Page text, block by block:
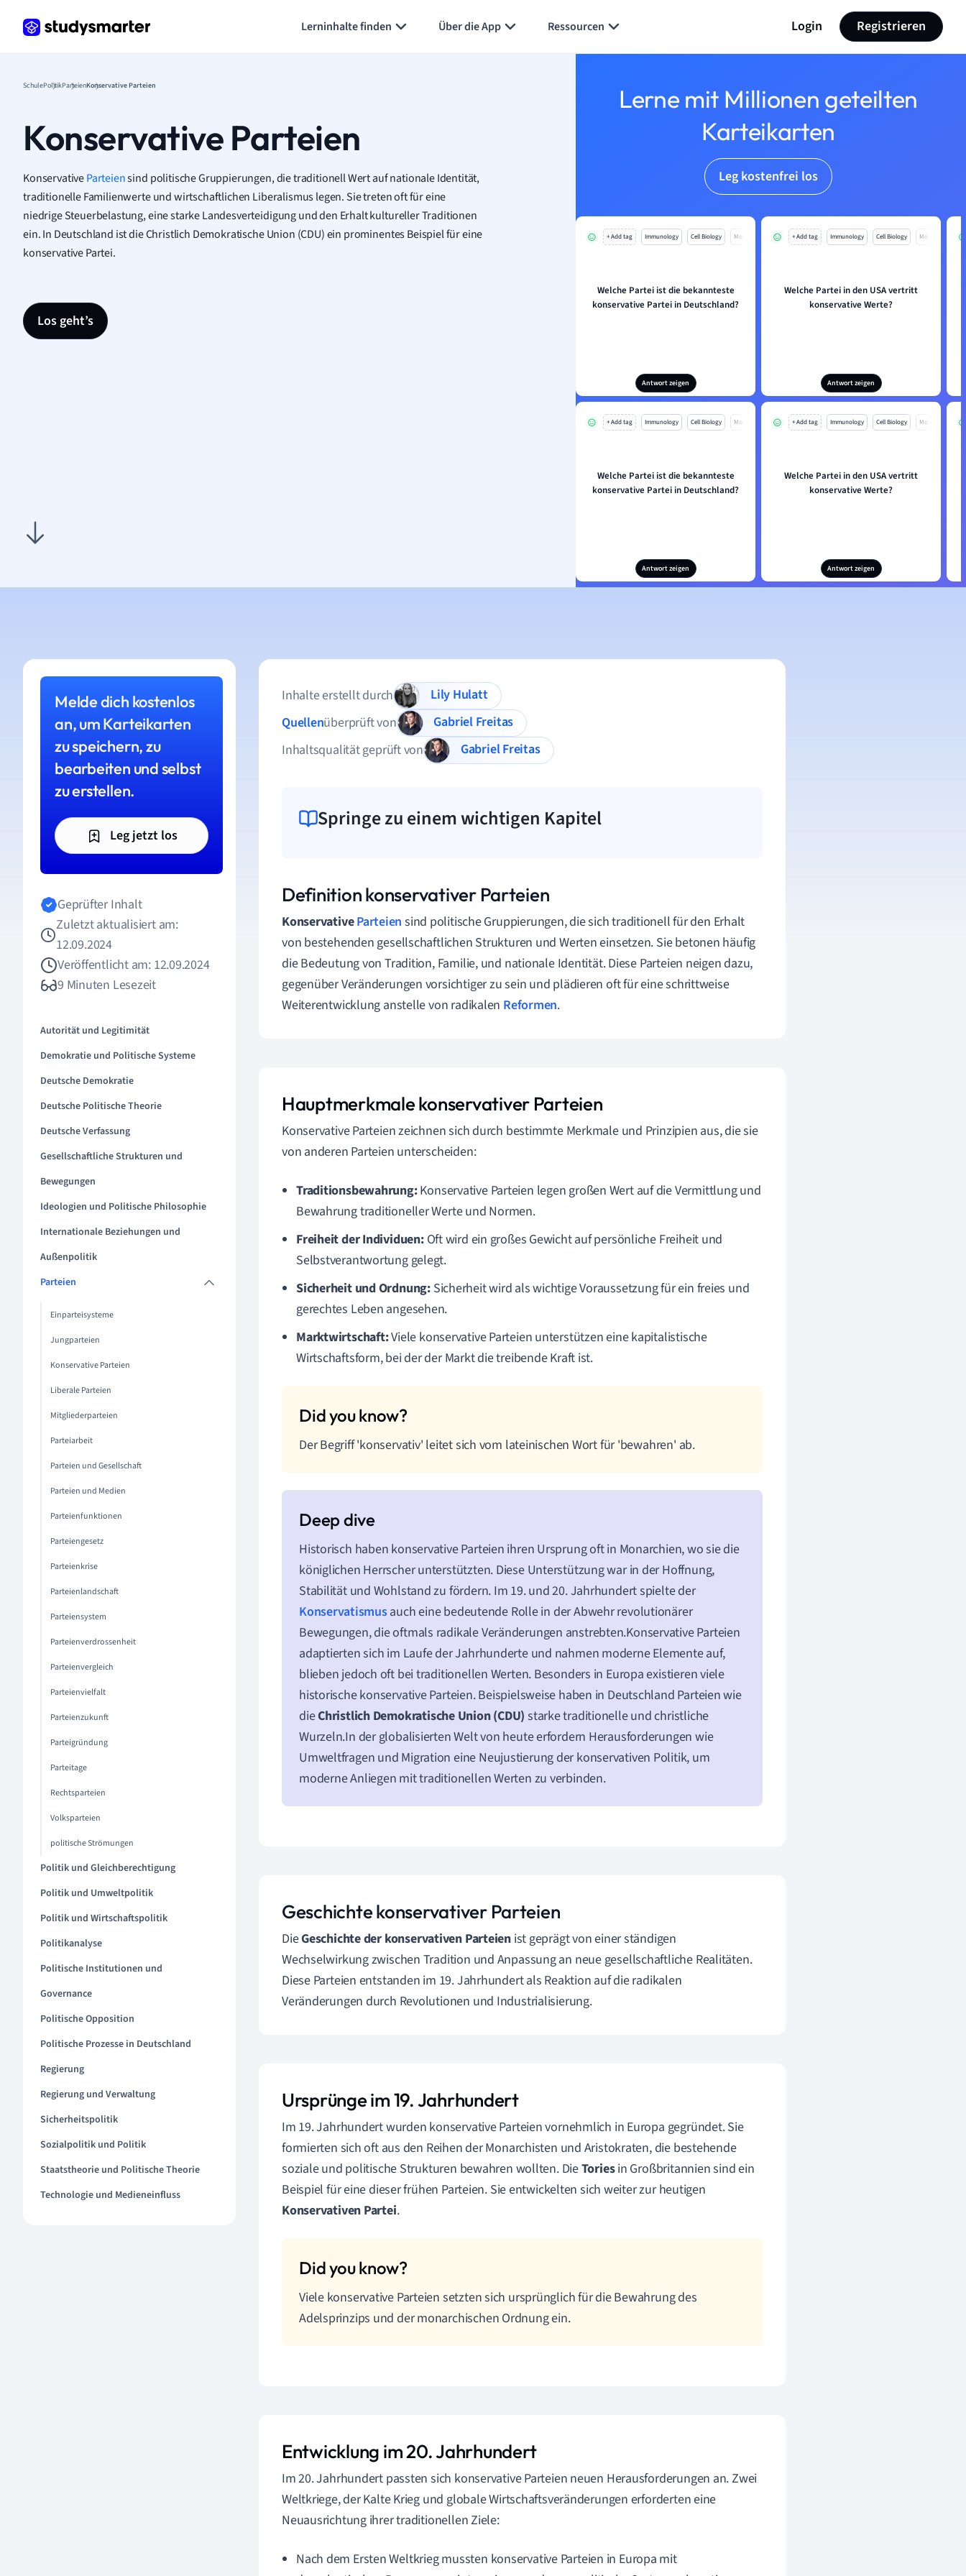
Lerninhalte finden Über die App Ressourcen Login Registrieren
SchulePolitikParteienKonservative Parteien
Konservative Parteien
KonservativeParteiensind politische Gruppierungen, die traditionell Wert auf nationale Identität,
traditionelle Familienwerte und wirtschaftlichen Liberalismus legen. Sie treten oft für eine
niedrige Steuerbelastung, eine starke Landesverteidigung und den Erhalt kultureller Traditionen
ein. In Deutschland ist die Christlich Demokratische Union (CDU) ein prominentes Beispiel für eine
konservative Partei.
Los geht’s
Lerne mit Millionen geteilten
Karteikarten
Leg kostenfrei los
+ Add tag Immunology Cell Biology Mo
Welche Partei ist die bekannteste
konservative Partei in Deutschland?
Antwort zeigen
+ Add tag Immunology Cell Biology Mo
Welche Partei in den USA vertritt
konservative Werte?
Antwort zeigen
+ Add tag Immunology Cell Biology Mo
Welche Partei ist die bekannteste
konservative Partei in Deutschland?
Antwort zeigen
+ Add tag Immunology Cell Biology Mo
Welche Partei in den USA vertritt
konservative Werte?
Antwort zeigen
Melde dich kostenlos
an, um Karteikarten
zu speichern, zu
bearbeiten und selbst
zu erstellen.
Leg jetzt los
Geprüfter Inhalt
Zuletzt aktualisiert am:
12.09.2024
Veröffentlicht am: 12.09.2024
9 Minuten Lesezeit
Autorität und Legitimität
Demokratie und Politische Systeme
Deutsche Demokratie
Deutsche Politische Theorie
Deutsche Verfassung
Gesellschaftliche Strukturen und
Bewegungen
Ideologien und Politische Philosophie
Internationale Beziehungen und
Außenpolitik
Parteien
Einparteisysteme
Jungparteien
Konservative Parteien
Liberale Parteien
Mitgliederparteien
Parteiarbeit
Parteien und Gesellschaft
Parteien und Medien
Parteienfunktionen
Parteiengesetz
Parteienkrise
Parteienlandschaft
Parteiensystem
Parteienverdrossenheit
Parteienvergleich
Parteienvielfalt
Parteienzukunft
Parteigründung
Parteitage
Rechtsparteien
Volksparteien
politische Strömungen
Politik und Gleichberechtigung
Politik und Umweltpolitik
Politik und Wirtschaftspolitik
Politikanalyse
Politische Institutionen und
Governance
Politische Opposition
Politische Prozesse in Deutschland
Regierung
Regierung und Verwaltung
Sicherheitspolitik
Sozialpolitik und Politik
Staatstheorie und Politische Theorie
Technologie und Medieneinfluss
Inhalte erstellt durch
Lily Hulatt
Quellenüberprüft von
Gabriel Freitas
Inhaltsqualität geprüft von
Gabriel Freitas
Springe zu einem wichtigen Kapitel
Definition konservativer Parteien
KonservativeParteien sind politische Gruppierungen, die sich traditionell für den Erhalt
von bestehenden gesellschaftlichen Strukturen und Werten einsetzen. Sie betonen häufig
die Bedeutung von Tradition, Familie, und nationale Identität. Diese Parteien neigen dazu,
gegenüber Veränderungen vorsichtiger zu sein und plädieren oft für eine schrittweise
Weiterentwicklung anstelle von radikalen Reformen.
Hauptmerkmale konservativer Parteien
Konservative Parteien zeichnen sich durch bestimmte Merkmale und Prinzipien aus, die sie
von anderen Parteien unterscheiden:
Traditionsbewahrung:Konservative Parteien legen großen Wert auf die Vermittlung und
Bewahrung traditioneller Werte und Normen.
Freiheit der Individuen:Oft wird ein großes Gewicht auf persönliche Freiheit und
Selbstverantwortung gelegt.
Sicherheit und Ordnung:Sicherheit wird als wichtige Voraussetzung für ein freies und
gerechtes Leben angesehen.
Marktwirtschaft:Viele konservative Parteien unterstützen eine kapitalistische
Wirtschaftsform, bei der der Markt die treibende Kraft ist.
Der Begriff 'konservativ' leitet sich vom lateinischen Wort für 'bewahren' ab.
Historisch haben konservative Parteien ihren Ursprung oft in Monarchien, wo sie die
königlichen Herrscher unterstützten. Diese Unterstützung war in der Hoffnung,
Stabilität und Wohlstand zu fördern. Im 19. und 20. Jahrhundert spielte der
Konservatismusauch eine bedeutende Rolle in der Abwehr revolutionärer
Bewegungen, die oftmals radikale Veränderungen anstrebten.Konservative Parteien
adaptierten sich im Laufe der Jahrhunderte und nahmen moderne Elemente auf,
blieben jedoch oft bei traditionellen Werten. Besonders in Europa existieren viele
historische konservative Parteien. Beispielsweise haben in Deutschland Parteien wie
dieChristlich Demokratische Union (CDU) starke traditionelle und christliche
Wurzeln.In der globalisierten Welt von heute erfordern Herausforderungen wie
Umweltfragen und Migration eine Neujustierung der konservativen Politik, um
moderne Anliegen mit traditionellen Werten zu verbinden.
Geschichte konservativer Parteien
DieGeschichte der konservativen Parteien ist geprägt von einer ständigen
Wechselwirkung zwischen Tradition und Anpassung an neue gesellschaftliche Realitäten.
Diese Parteien entstanden im 19. Jahrhundert als Reaktion auf die radikalen
Veränderungen durch Revolutionen und Industrialisierung.
Ursprünge im 19. Jahrhundert
Im 19. Jahrhundert wurden konservative Parteien vornehmlich in Europa gegründet. Sie
formierten sich oft aus den Reihen der Monarchisten und Aristokraten, die bestehende
soziale und politische Strukturen bewahren wollten. DieToriesin Großbritannien sind ein
Beispiel für eine dieser frühen Parteien. Sie entwickelten sich weiter zur heutigen
Konservativen Partei.
Viele konservative Parteien setzten sich ursprünglich für die Bewahrung des
Adelsprinzips und der monarchischen Ordnung ein.
Entwicklung im 20. Jahrhundert
Im 20. Jahrhundert passten sich konservative Parteien neuen Herausforderungen an. Zwei
Weltkriege, der Kalte Krieg und globale Wirtschaftsveränderungen erforderten eine
Neuausrichtung ihrer traditionellen Ziele:
Nach dem Ersten Weltkrieg mussten konservative Parteien in Europa mit